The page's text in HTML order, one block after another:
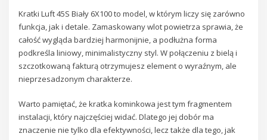
Kratki Luft 45S Biały 6X100 to model, w którym liczy się zarówno
funkcja, jak i detale. Zamaskowany wlot powietrza sprawia, że
całość wygląda bardziej harmonijnie, a podłużna forma
podkreśla liniowy, minimalistyczny styl. W połączeniu z bielą i
szczotkowaną fakturą otrzymujesz element o wyraźnym, ale
nieprzesadzonym charakterze.
Warto pamiętać, że kratka kominkowa jest tym fragmentem
instalacji, który najczęściej widać. Dlatego jej dobór ma
znaczenie nie tylko dla efektywności, lecz także dla tego, jak